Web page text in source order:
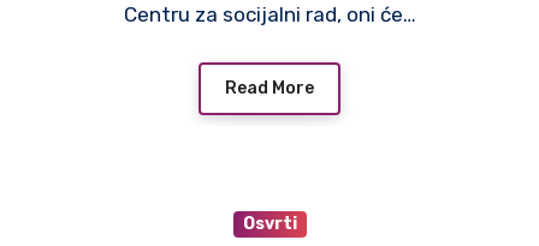
Centru za socijalni rad, oni će…
Read More
Osvrti